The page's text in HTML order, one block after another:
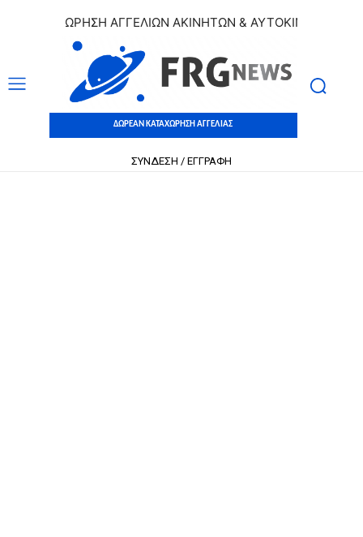
ΑΓΓΕΛΙΩΝ ΑΚΙΝΗΤΩΝ & ΑΥΤΟΚΙΝΗΤΩΝ |
ΔΩΡΕΑΝ ΚΑΤΑΧΩΡΗΣΗ ΑΓΓΕΛΙΑΣ
ΣΥΝΔΕΣΗ / ΕΓΓΡΑΦΗ